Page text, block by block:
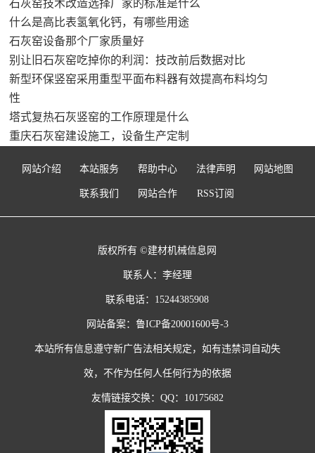
石灰窑技术改造选择厂家的标准是什么
什么是高比表氢氧化钙，有哪些用途
石灰窑设备那个厂家质量好
别让旧石灰窑吃掉你的利润：技改前后数据对比
新型环保竖窑采用重型平面布料器有效提高布料均匀
性
塔式复热石灰竖窑的工作原理是什么
重庆石灰窑建设施工，设备生产定制
网站介绍 本站服务 帮助中心 法律声明 网站地图
联系我们 网站合作 RSS订阅
版权所有 ©建材机械信息网
联系人：李经理
联系电话：15244385908
网站备案： 鲁ICP备20001600号-3
本站所有信息遵守新广告法相关规定，如有违禁词自动失
效，不作为任何人任何行为的依据
友情链接交换：QQ：10175682